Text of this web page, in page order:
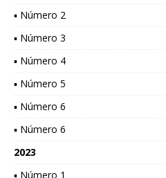
▪ Número 2
▪ Número 3
▪ Número 4
▪ Número 5
▪ Número 6
▪ Número 6
2023
▪ Número 1